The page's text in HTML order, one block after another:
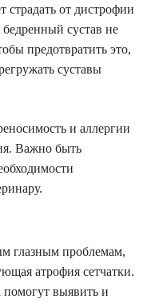
от дистрофии
сустав не
предотвратить это,
суставы
и аллергии
Важно быть
глазным проблемам,
атрофия сетчатки.
помогут выявить и